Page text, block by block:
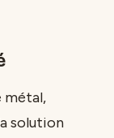
métal,
solution